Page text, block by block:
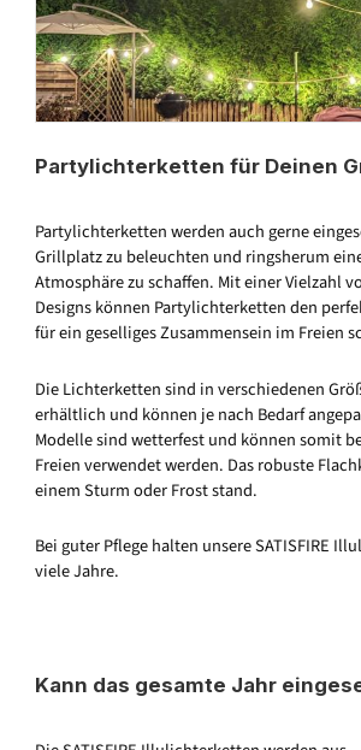
Partylichterketten für Deinen
Partylichterketten werden auch gerne
Grillplatz zu beleuchten und ringsherum
Atmosphäre zu schaffen. Mit einer Vielzahl
Designs können Partylichterketten den
für ein geselliges Zusammensein im Freien
Die Lichterketten sind in verschiedenen
erhältlich und können je nach Bedarf
Modelle sind wetterfest und können somit
Freien verwendet werden. Das robuste
einem Sturm oder Frost stand.
Bei guter Pflege halten unsere SATISFIRE
viele Jahre.
Kann das gesamte Jahr